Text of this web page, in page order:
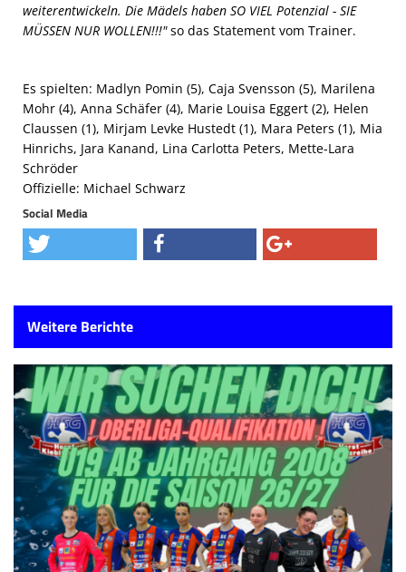
weiterentwickeln. Die Mädels haben SO VIEL Potenzial - SIE
MÜSSEN NUR WOLLEN!!!"so das Statement vom Trainer.
Es spielten: Madlyn Pomin (5), Caja Svensson (5), Marilena
Mohr (4), Anna Schäfer (4), Marie Louisa Eggert (2), Helen
Claussen (1), Mirjam Levke Hustedt (1), Mara Peters (1), Mia
Hinrichs, Jara Kanand, Lina Carlotta Peters, Mette-Lara
Schröder
Offizielle: Michael Schwarz
Social Media
Weitere Berichte